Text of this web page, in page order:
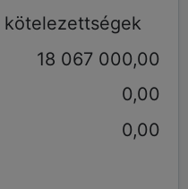
kötelezettségek
18 067 000,00
0,00
0,00